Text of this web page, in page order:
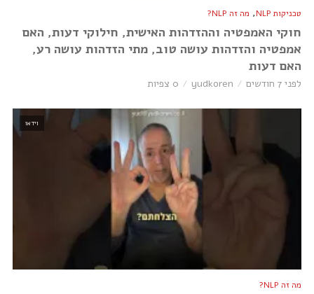
טכניקות NLP , מה זה NLP?
חוקי האמפטיה וההזדהות האישית, חילוקי דעות, האם
אמפטיה והזדהות עושה טוב, מתי הזדהות עושה רע,
האם דעות
לפני 7 חודשים yudkoren 0 צפיות
וידאו
מה זה NLP?